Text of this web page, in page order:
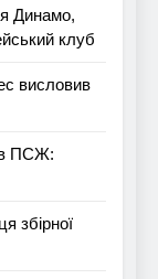
Динамо,
клуб
висловив
в ПСЖ:
збірної